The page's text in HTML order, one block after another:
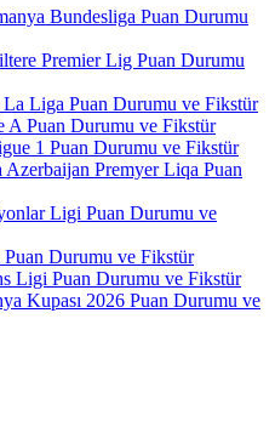
Bundesliga Puan Durumu
Premier Lig Puan Durumu
La Liga Puan Durumu ve Fikstür
A Puan Durumu ve Fikstür
1 Puan Durumu ve Fikstür
Azerbaijan Premyer Liqa Puan
Ligi Puan Durumu ve
Durumu ve Fikstür
Ligi Puan Durumu ve Fikstür
Kupası 2026 Puan Durumu ve